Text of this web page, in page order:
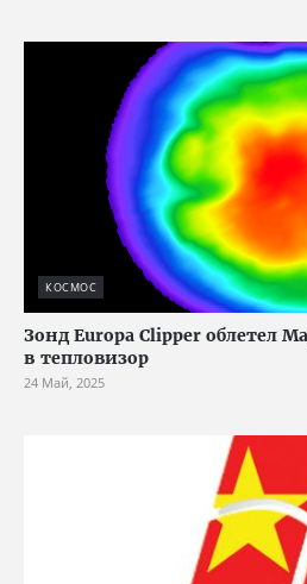
КОСМОС
Зонд Europa Clipper облетел
в тепловизор
24 Май, 2025